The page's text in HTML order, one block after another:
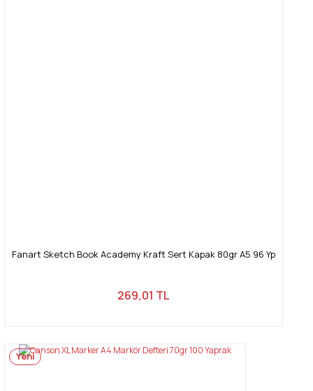
Fanart Sketch Book Academy Kraft Sert Kapak 80gr A5 96 Yp
269,01 TL
Yeni